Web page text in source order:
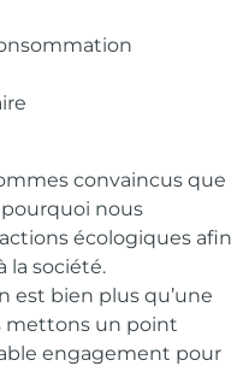
convaincus que
pourquoi nous
écologiques afin
la société.
est bien plus qu’une
mettons un point
engagement pour